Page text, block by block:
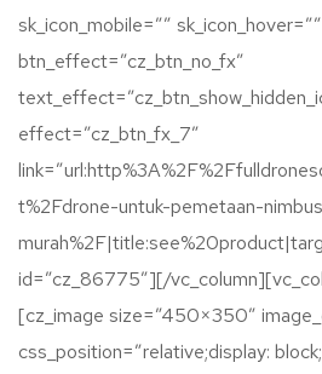
sk_icon_mobile=”” sk_icon_hover=””
btn_effect=”cz_btn_no_fx”
effect=”cz_btn_fx_7″
t%2Fdrone-untuk-pemetaan-
id=”cz_86775″][/
[cz_image size=”450×350″
css_position=”relative;display: